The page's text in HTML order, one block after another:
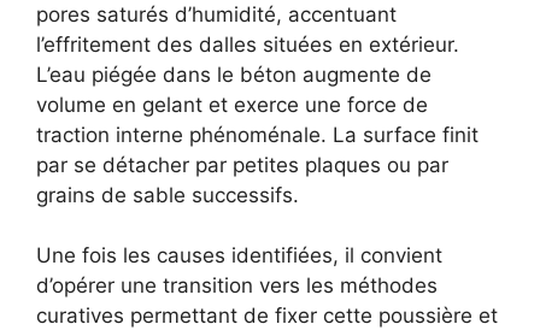
pores saturés d’humidité, accentuant
l’effritement des dalles situées en extérieur.
L’eau piégée dans le béton augmente de
volume en gelant et exerce une force de
traction interne phénoménale. La surface finit
par se détacher par petites plaques ou par
grains de sable successifs.
Une fois les causes identifiées, il convient
d’opérer une transition vers les méthodes
curatives permettant de fixer cette poussière et